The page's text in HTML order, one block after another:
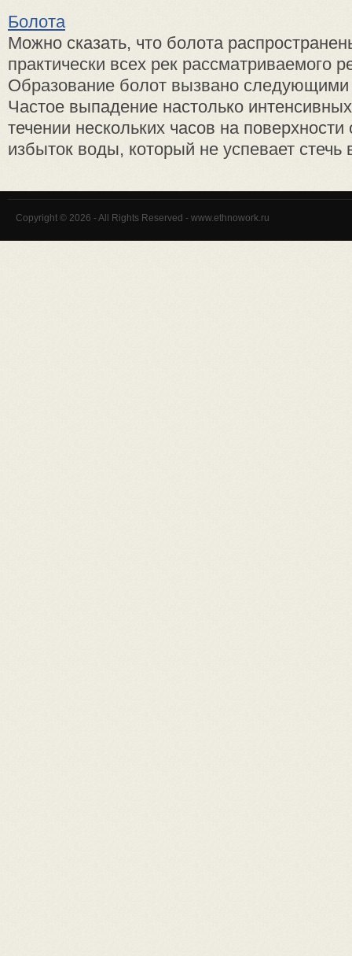
Болота
Можно сказать, что болота
практически всех рек рассматриваемого
Образование болот вызвано
Частое выпадение настолько
течении нескольких часов на поверхности
избыток воды, который не успевает стечь
Copyright © 2026 - All Rights Reserved - www.ethnowork.ru